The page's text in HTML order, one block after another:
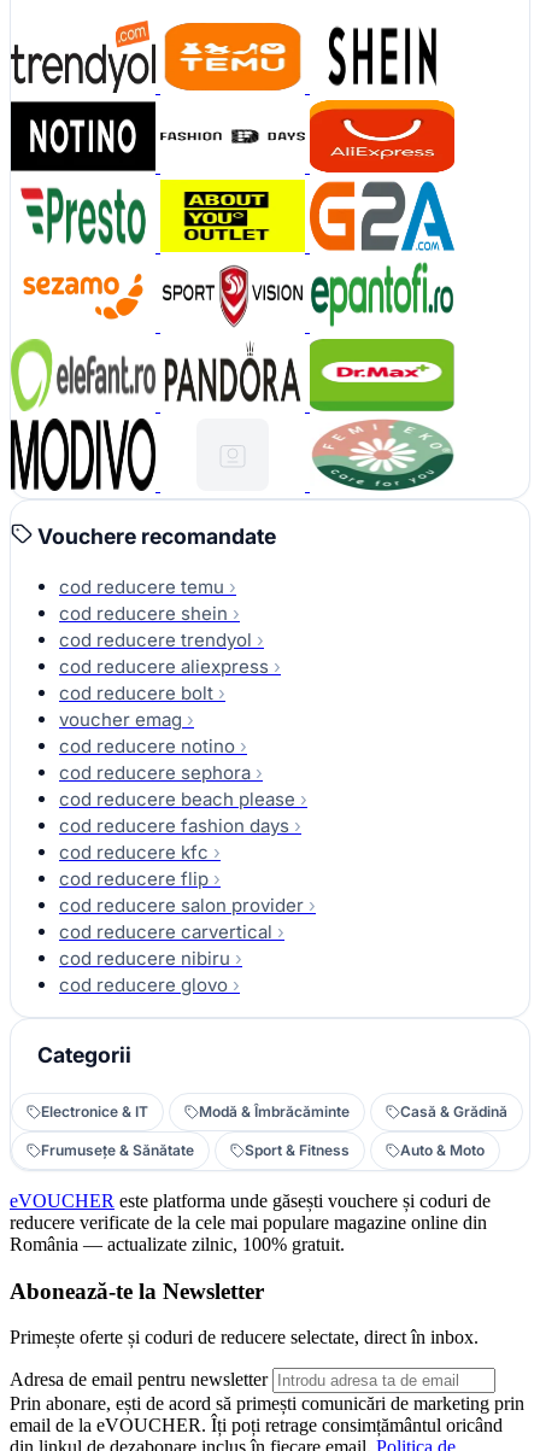
Vouchere recomandate
cod reducere temu ›
cod reducere shein ›
cod reducere trendyol ›
cod reducere aliexpress ›
cod reducere bolt ›
voucher emag ›
cod reducere notino ›
cod reducere sephora ›
cod reducere beach please ›
cod reducere fashion days ›
cod reducere kfc ›
cod reducere flip ›
cod reducere salon provider ›
cod reducere carvertical ›
cod reducere nibiru ›
cod reducere glovo ›
Categorii
Electronice & IT Modă & Îmbrăcăminte Casă & Grădină
Frumusețe & Sănătate Sport & Fitness Auto & Moto
eVOUCHER este platforma unde găsești vouchere și coduri de
reducere verificate de la cele mai populare magazine online din
România — actualizate zilnic, 100% gratuit.
Abonează-te la Newsletter
Primește oferte și coduri de reducere selectate, direct în inbox.
Adresa de email pentru newsletter
Prin abonare, ești de acord să primești comunicări de marketing prin
email de la eVOUCHER. Îți poți retrage consimțământul oricând